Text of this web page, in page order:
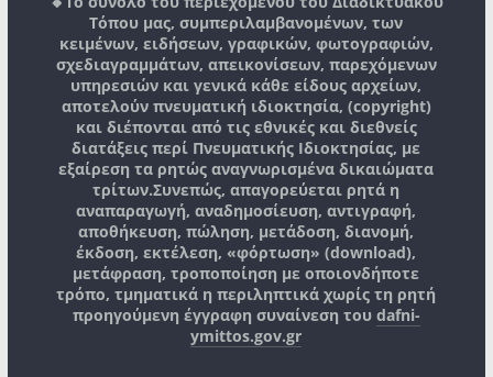
Τόπου μας, συμπεριλαμβανομένων, των
κειμένων, ειδήσεων, γραφικών, φωτογραφιών,
σχεδιαγραμμάτων, απεικονίσεων, παρεχόμενων
υπηρεσιών και γενικά κάθε είδους αρχείων,
αποτελούν πνευματική ιδιοκτησία, (copyright)
και διέπονται από τις εθνικές και διεθνείς
διατάξεις περί Πνευματικής Ιδιοκτησίας, με
εξαίρεση τα ρητώς αναγνωρισμένα δικαιώματα
τρίτων.Συνεπώς, απαγορεύεται ρητά η
αναπαραγωγή, αναδημοσίευση, αντιγραφή,
αποθήκευση, πώληση, μετάδοση, διανομή,
έκδοση, εκτέλεση, «φόρτωση» (download),
μετάφραση, τροποποίηση με οποιονδήποτε
τρόπο, τμηματικά η περιληπτικά χωρίς τη ρητή
προηγούμενη έγγραφη συναίνεση του dafni-
ymittos.gov.gr